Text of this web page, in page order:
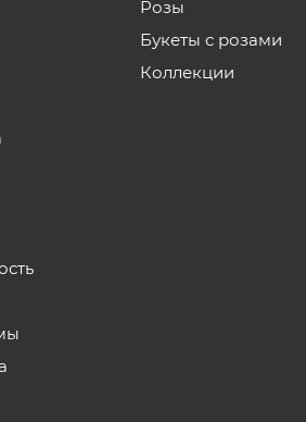
Розы
Букеты с розами
Коллекции